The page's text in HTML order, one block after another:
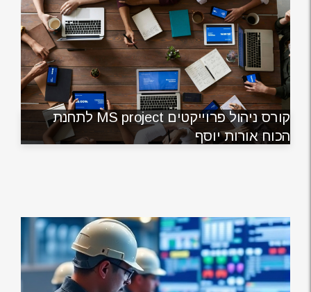
קורס ניהול פרוייקטים MS project לתחנת
הכוח אורות יוסף